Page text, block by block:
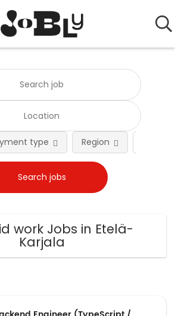
type Region
work Jobs in Etelä-
Karjala